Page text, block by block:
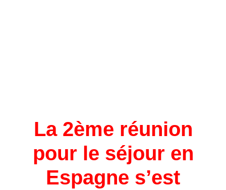
La 2ème réunion
pour le séjour en
Espagne s’est